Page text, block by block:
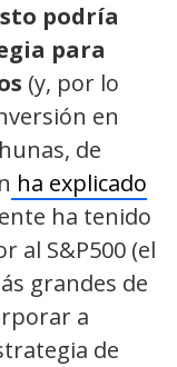
podría
para
(y, por lo
en
de
ha explicado
ha tenido
al S&P500 (el
grandes de
a
de